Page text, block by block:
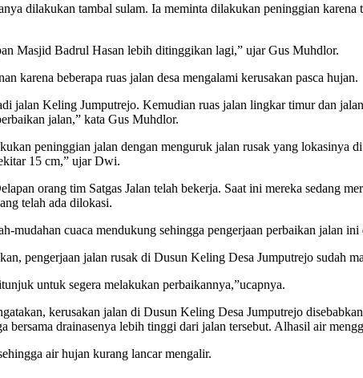
dilakukan tambal sulam. Ia meminta dilakukan peninggian
Masjid Badrul Hasan lebih ditinggikan lagi,” ujar Gus Muhdlor.
karena beberapa ruas jalan desa mengalami kerusakan pasca hujan.
jalan Keling Jumputrejo. Kemudian ruas jalan lingkar timur dan
jalan,” kata Gus Muhdlor.
peninggian jalan dengan menguruk jalan rusak yang lokasinya
15 cm,” ujar Dwi.
orang tim Satgas Jalan telah bekerja. Saat ini mereka sedang
telah ada dilokasi.
cuaca mendukung sehingga pengerjaan perbaikan jalan ini
pengerjaan jalan rusak di Dusun Keling Desa Jumputrejo sudah
untuk segera melakukan perbaikannya,”ucapnya.
kerusakan jalan di Dusun Keling Desa Jumputrejo
drainasenya lebih tinggi dari jalan tersebut. Alhasil air
air hujan kurang lancar mengalir.